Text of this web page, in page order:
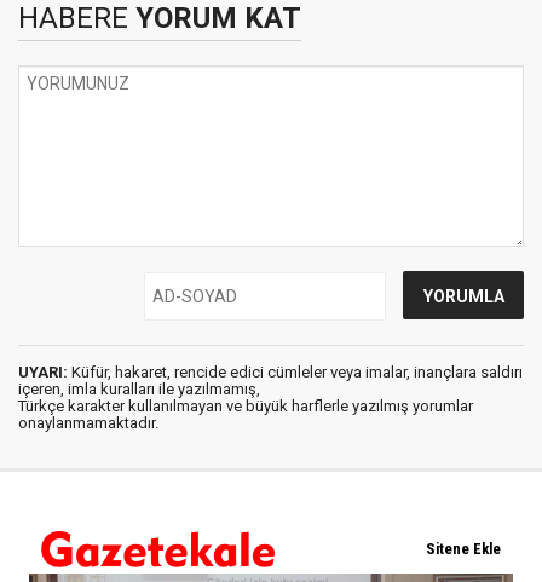
HABERE YORUM KAT
UYARI: Küfür, hakaret, rencide edici cümleler veya imalar, inançlara saldırı
içeren, imla kuralları ile yazılmamış,
Türkçe karakter kullanılmayan ve büyük harflerle yazılmış yorumlar
onaylanmamaktadır.